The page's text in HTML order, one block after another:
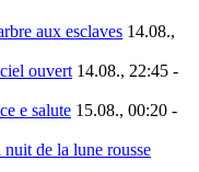
aux esclaves 14.08.,
ouvert 14.08., 22:45 -
e salute 15.08., 00:20 -
de la lune rousse